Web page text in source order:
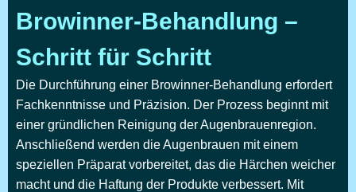
Browinner-Behandlung –
Schritt für Schritt
Die Durchführung einer Browinner-Behandlung erfordert
Fachkenntnisse und Präzision. Der Prozess beginnt mit
einer gründlichen Reinigung der Augenbrauenregion.
Anschließend werden die Augenbrauen mit einem
speziellen Präparat vorbereitet, das die Härchen weicher
macht und die Haftung der Produkte verbessert. Mit